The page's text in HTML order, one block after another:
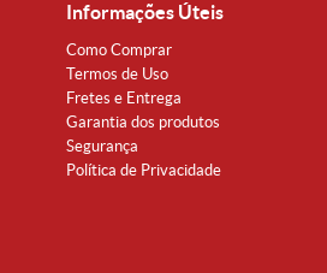
Informações Úteis
Como Comprar
Termos de Uso
Fretes e Entrega
Garantia dos produtos
Segurança
Política de Privacidade